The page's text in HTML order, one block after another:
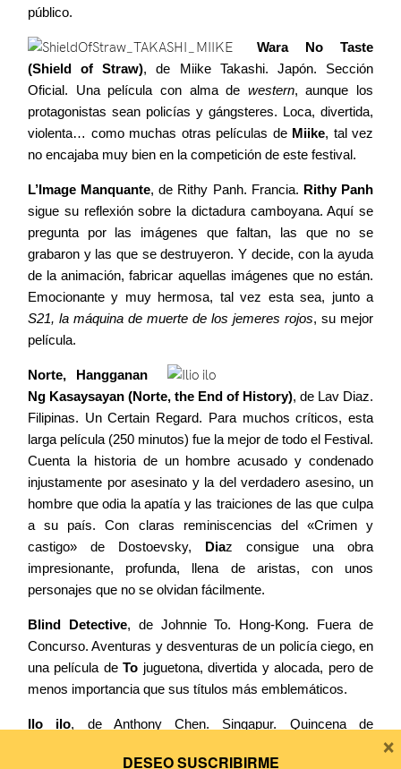
público.
Wara No Taste
(Shield of Straw), de Miike Takashi. Japón. Sección
Oficial. Una película con alma de western, aunque los
protagonistas sean policías y gángsteres. Loca, divertida,
violenta… como muchas otras películas de Miike, tal vez
no encajaba muy bien en la competición de este festival.
L’Image Manquante, de Rithy Panh. Francia. Rithy Panh
sigue su reflexión sobre la dictadura camboyana. Aquí se
pregunta por las imágenes que faltan, las que no se
grabaron y las que se destruyeron. Y decide, con la ayuda
de la animación, fabricar aquellas imágenes que no están.
Emocionante y muy hermosa, tal vez esta sea, junto a
S21, la máquina de muerte de los jemeres rojos, su mejor
película.
Norte, Hangganan
Ng Kasaysayan (Norte, the End of History), de Lav Diaz.
Filipinas. Un Certain Regard. Para muchos críticos, esta
larga película (250 minutos) fue la mejor de todo el Festival.
Cuenta la historia de un hombre acusado y condenado
injustamente por asesinato y la del verdadero asesino, un
hombre que odia la apatía y las traiciones de las que culpa
a su país. Con claras reminiscencias del «Crimen y
castigo» de Dostoevsky, Diaz consigue una obra
impresionante, profunda, llena de aristas, con unos
personajes que no se olvidan fácilmente.
Blind Detective, de Johnnie To. Hong-Kong. Fuera de
Concurso. Aventuras y desventuras de un policía ciego, en
una película deTo juguetona, divertida y alocada, pero de
menos importancia que sus títulos más emblemáticos.
Ilo ilo, de Anthony Chen. Singapur. Quincena de
DESEO SUSCRIBIRME
×